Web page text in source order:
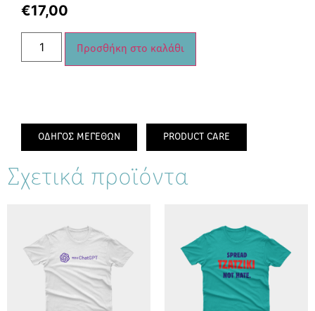
€17,00
Προσθήκη στο καλάθι
ΟΔΗΓΟΣ ΜΕΓΕΘΩΝ PRODUCT CARE
Σχετικά προϊόντα